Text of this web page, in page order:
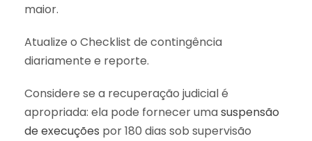
maior.
Atualize o Checklist de contingência
diariamente e reporte.
Considere se a recuperação judicial é
apropriada: ela pode fornecer umasuspensão
de execuções por 180 dias sob supervisão